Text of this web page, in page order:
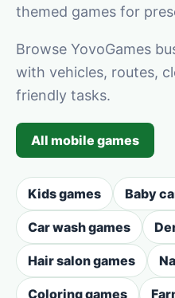
themed games for
Browse YovoGames
with vehicles, routes,
friendly tasks.
All mobile games
Kids games Baby
Car wash games
Hair salon games
Coloring games